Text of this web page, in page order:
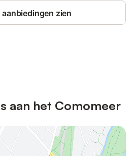
aanbiedingen zien
aan het Comomeer